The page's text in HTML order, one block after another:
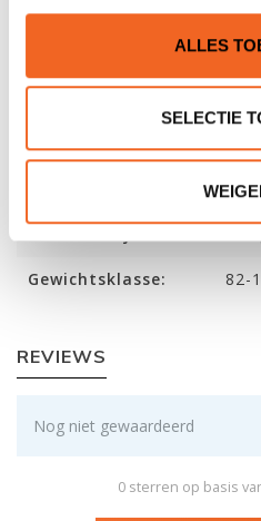
ALLES
SELECTIE
Maat:
285
Kuiplengte: 86
284
Gewichtsklasse: 82-
REVIEWS
Nog niet gewaardeerd
0 sterren op basis